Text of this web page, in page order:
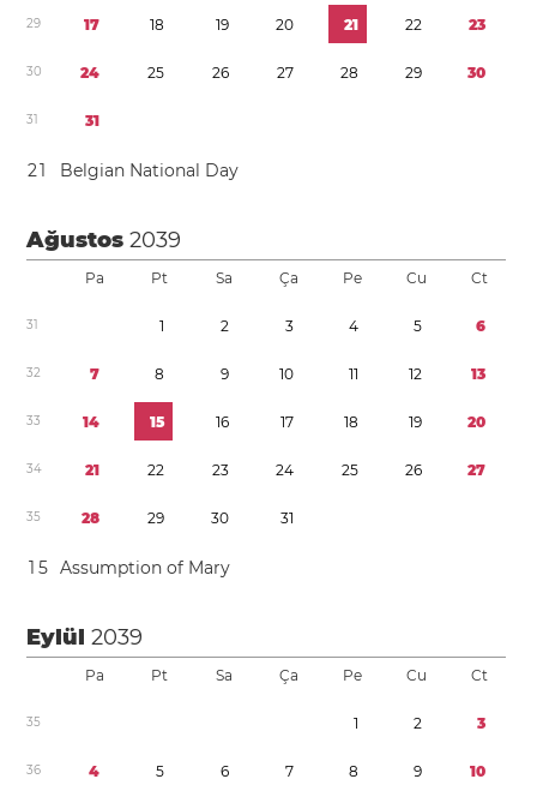
29 17 18 19 20 21 22 23
30 24 25 26 27 28 29 30
31 31
21 Belgian National Day
Ağustos2039
Pa Pt Sa Ça Pe Cu Ct
31 1 2 3 4 5 6
32 7 8 9 10 11 12 13
33 14 15 16 17 18 19 20
34 21 22 23 24 25 26 27
35 28 29 30 31
1 5 Assumption of Mary
Eylül2039
Pa Pt Sa Ça Pe Cu Ct
35 1 2 3
36 4 5 6 7 8 9 10